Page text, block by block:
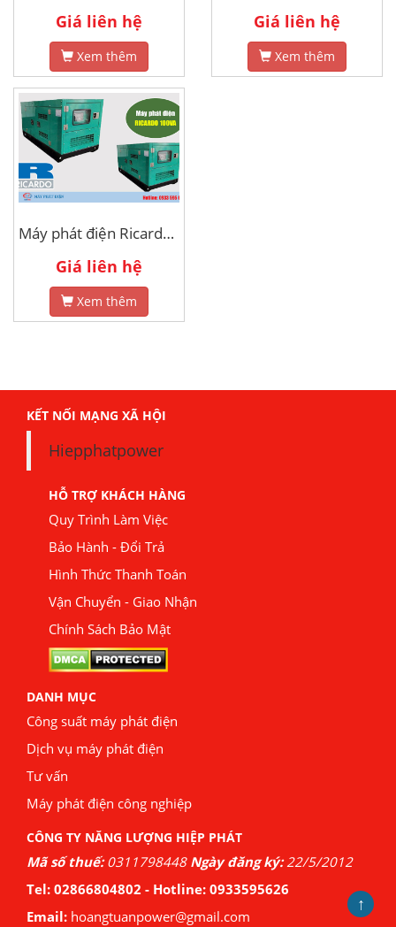
Giá liên hệ
Xem thêm
Giá liên hệ
Xem thêm
Máy phát điện Ricardo 100kva
Giá liên hệ
Xem thêm
KẾT NỐI MẠNG XÃ HỘI
Hiepphatpower
HỖ TRỢ KHÁCH HÀNG
Quy Trình Làm Việc
Bảo Hành - Đổi Trả
Hình Thức Thanh Toán
Vận Chuyển - Giao Nhận
Chính Sách Bảo Mật
DANH MỤC
Công suất máy phát điện
Dịch vụ máy phát điện
Tư vấn
Máy phát điện công nghiệp
CÔNG TY NĂNG LƯỢNG HIỆP PHÁT
Mã số thuế:0311798448Ngày đăng ký:22/5/2012
Tel: 02866804802 - Hotline: 0933595626
Email: hoangtuanpower@gmail.com
↑